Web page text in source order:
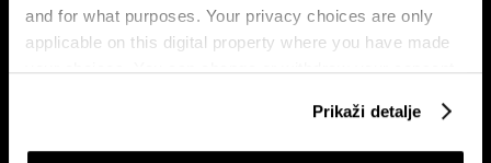
and for what purposes. Your privacy choices are only
applicable on this digital property where you have made
your choices. You can change or withdraw your consent
Prikaži detalje